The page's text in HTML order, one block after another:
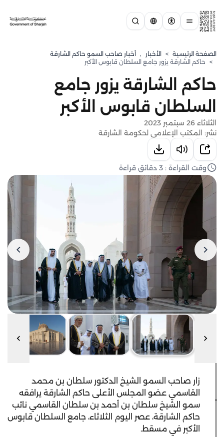
الصفحة الرئيسية > الأخبار , أخبار صاحب السمو حاكم الشارقة
> حاكم الشارقة يزور جامع السلطان قابوس الأكبر
حاكم الشارقة يزور جامع
السلطان قابوس الأكبر
الثلاثاء 26 سبتمبر 2023
نشر: المكتب الإعلامي لحكومة الشارقة
وقت القراءة : 3 دقائق قراءة
زار صاحب السمو الشيخ الدكتور سلطان بن محمد
القاسمي عضو المجلس الأعلى حاكم الشارقة يرافقه
سمو الشيخ سلطان بن أحمد بن سلطان القاسمي نائب
حاكم الشارقة، عصر اليوم الثلاثاء، جامع السلطان قابوس
الأكبر في مسقط.